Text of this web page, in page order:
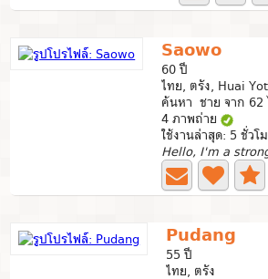
Saowo
60 ปี
ไทย, ตรัง, Huai Yot
ค้นหา ชาย จาก 62
4 ภาพถ่าย
ใช้งานล่าสุด: 5 ชั่วโ
Pudang
55 ปี
ไทย, ตรัง